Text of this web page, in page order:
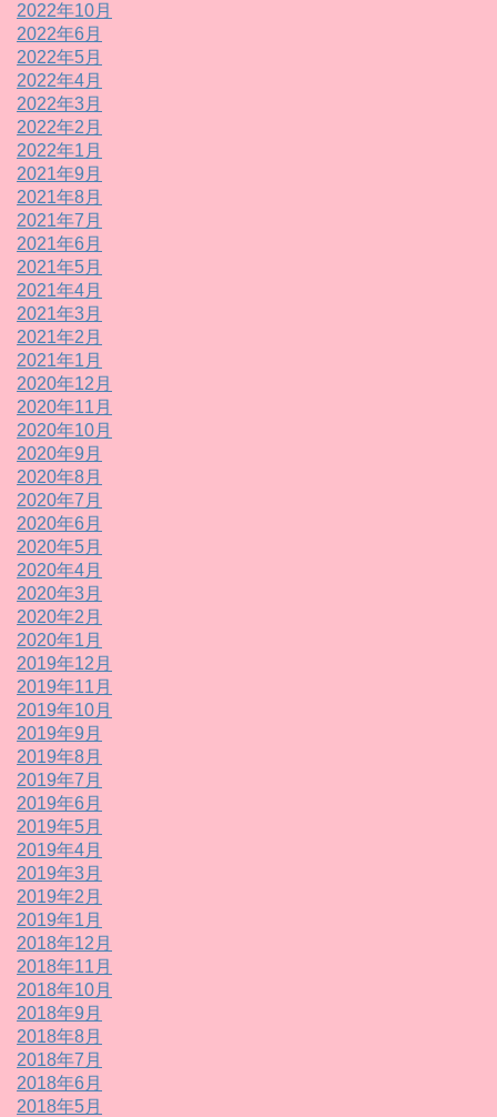
2022年10月
2022年6月
2022年5月
2022年4月
2022年3月
2022年2月
2022年1月
2021年9月
2021年8月
2021年7月
2021年6月
2021年5月
2021年4月
2021年3月
2021年2月
2021年1月
2020年12月
2020年11月
2020年10月
2020年9月
2020年8月
2020年7月
2020年6月
2020年5月
2020年4月
2020年3月
2020年2月
2020年1月
2019年12月
2019年11月
2019年10月
2019年9月
2019年8月
2019年7月
2019年6月
2019年5月
2019年4月
2019年3月
2019年2月
2019年1月
2018年12月
2018年11月
2018年10月
2018年9月
2018年8月
2018年7月
2018年6月
2018年5月